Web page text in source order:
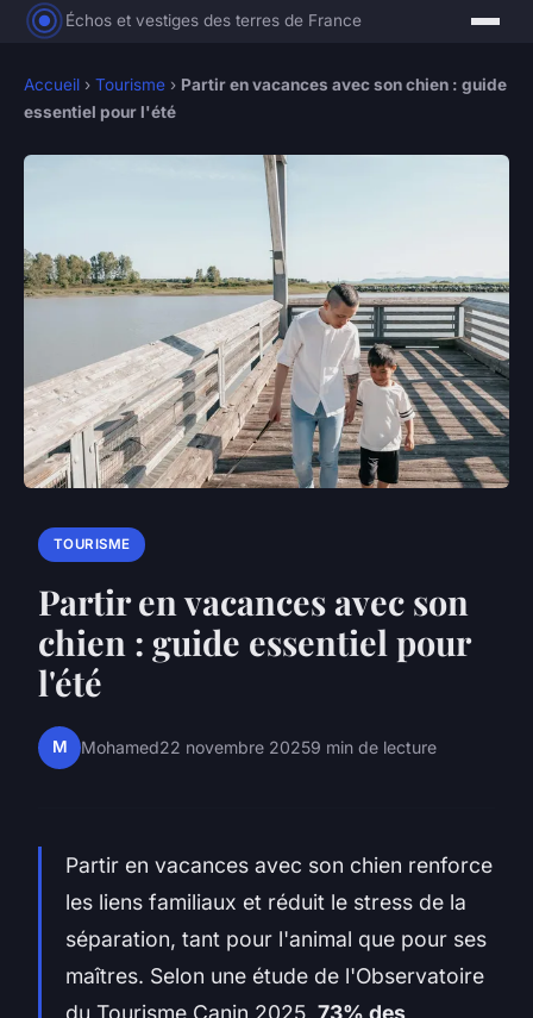
Échos et vestiges des terres de France
Accueil › Tourisme › Partir en vacances avec son chien : guide
essentiel pour l'été
TOURISME
Partir en vacances avec son
chien : guide essentiel pour
l'été
M Mohamed22 novembre 20259 min de lecture
Partir en vacances avec son chien renforce
les liens familiaux et réduit le stress de la
séparation, tant pour l'animal que pour ses
maîtres. Selon une étude de l'Observatoire
du Tourisme Canin 2025, 73% des